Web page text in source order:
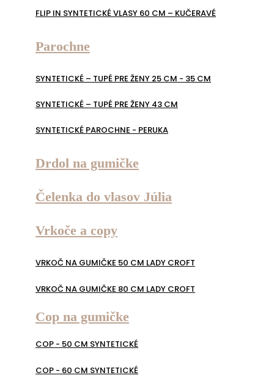
FLIP IN SYNTETICKÉ VLASY 60 CM – KUČERAVÉ
Parochne
SYNTETICKÉ – TUPÉ PRE ŽENY 25 CM - 35 CM
SYNTETICKÉ – TUPÉ PRE ŽENY 43 CM
SYNTETICKÉ PAROCHNE - PERUKA
Drdol na gumičke
Čelenka do vlasov Júlia
Vrkoče a copy
VRKOČ NA GUMIČKE 50 CM LADY CROFT
VRKOČ NA GUMIČKE 80 CM LADY CROFT
Cop na gumičke
COP - 50 CM SYNTETICKÉ
COP - 60 CM SYNTETICKÉ